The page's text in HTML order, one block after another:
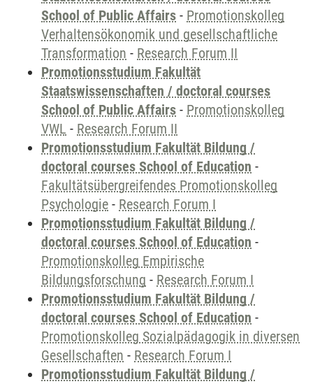
School of Public Affairs - Promotionskolleg
Verhaltensökonomik und gesellschaftliche
Transformation - Research Forum II
Promotionsstudium Fakultät
Staatswissenschaften / doctoral courses
School of Public Affairs - Promotionskolleg
VWL - Research Forum II
Promotionsstudium Fakultät Bildung /
doctoral courses School of Education -
Fakultätsübergreifendes Promotionskolleg
Psychologie - Research Forum I
Promotionsstudium Fakultät Bildung /
doctoral courses School of Education -
Promotionskolleg Empirische
Bildungsforschung - Research Forum I
Promotionsstudium Fakultät Bildung /
doctoral courses School of Education -
Promotionskolleg Sozialpädagogik in diversen
Gesellschaften - Research Forum I
Promotionsstudium Fakultät Bildung /